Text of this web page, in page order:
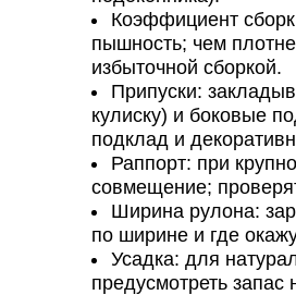
Коэффициент
пышность; чем
избыточной сборкой.
Припуски:
кулиску) и боковые
подклад и
Раппорт: при
совмещение;
Ширина рулона:
по ширине и где
Усадка: для
предусмотреть